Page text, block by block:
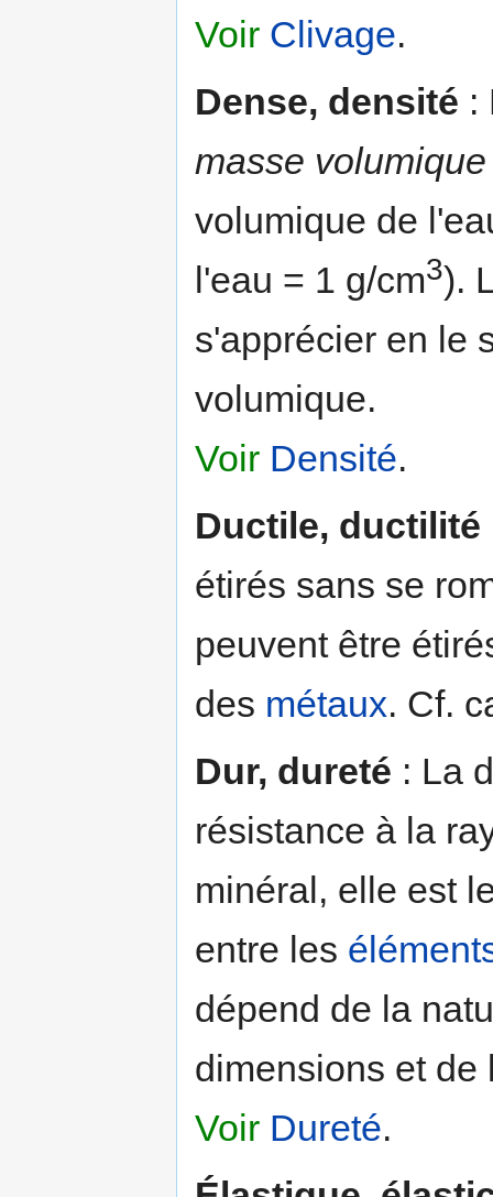
Voir Clivage.
Dense, densité :
masse volumique
volumique de
l'eau = 1 g/cm3).
s'apprécier en le
volumique.
Voir Densité.
Ductile, ductilité
étirés sans se
peuvent être
des métaux. Cf.
Dur, dureté : La
résistance à la
minéral, elle est
entre les
dépend de la
dimensions et
Voir Dureté.